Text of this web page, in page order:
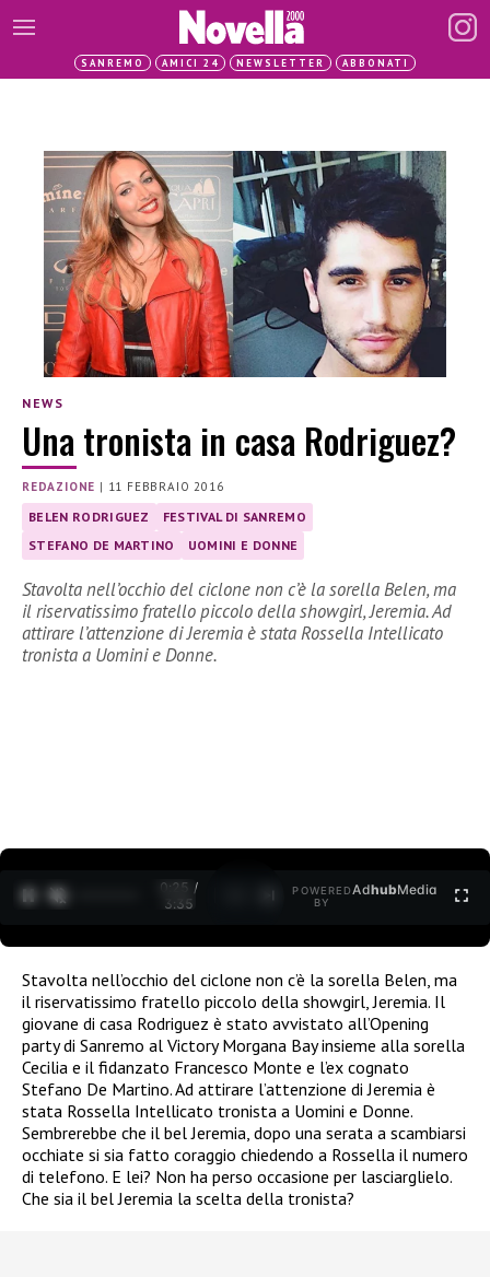
SANREMO AMICI 24 NEWSLETTER ABBONATI
NEWS
Una tronista in casa Rodriguez?
REDAZIONE | 11 FEBBRAIO 2016
BELEN RODRIGUEZ
FESTIVAL DI SANREMO
STEFANO DE MARTINO
UOMINI E DONNE
Stavolta nell’occhio del ciclone non c’è la sorella Belen, ma
il riservatissimo fratello piccolo della showgirl, Jeremia. Ad
attirare l’attenzione di Jeremia è stata Rossella Intellicato
tronista a Uomini e Donne.
0:25 /
3:35
POWERED
BY
AdhubMedia
Stavolta nell’occhio del ciclone non c’è la sorella Belen, ma
il riservatissimo fratello piccolo della showgirl, Jeremia. Il
giovane di casa Rodriguez è stato avvistato all’Opening
party di Sanremo al Victory Morgana Bay insieme alla sorella
Cecilia e il fidanzato Francesco Monte e l’ex cognato
Stefano De Martino. Ad attirare l’attenzione di Jeremia è
stata Rossella Intellicato tronista a Uomini e Donne.
Sembrerebbe che il bel Jeremia, dopo una serata a scambiarsi
occhiate si sia fatto coraggio chiedendo a Rossella il numero
di telefono. E lei? Non ha perso occasione per lasciarglielo.
Che sia il bel Jeremia la scelta della tronista?